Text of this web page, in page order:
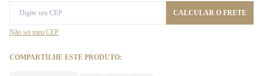
CALCULAR O FRETE
Não sei meu CEP
COMPARTILHE ESTE PRODUTO: